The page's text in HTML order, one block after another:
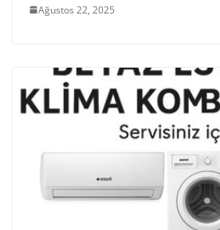
Ağustos 22, 2025